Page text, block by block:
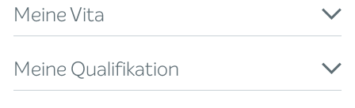
Meine Vita
Meine Qualifikation